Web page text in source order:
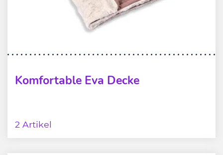
Komfortable Eva Decke
2 Artikel